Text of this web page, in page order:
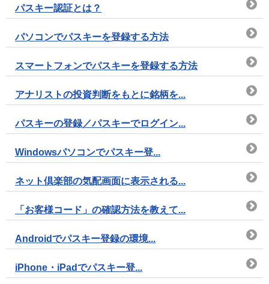
パスキー認証とは？
パソコンでパスキーを登録する方法
スマートフォンでパスキーを登録する方法
アナリストの投資判断をもとに銘柄を...
パスキーの登録／パスキーでログイン...
Windowsパソコンでパスキー登...
ネット倶楽部の気配画面に表示される...
「お客様コード」の確認方法を教えて...
Androidでパスキー登録の環境...
iPhone・iPadでパスキー登...